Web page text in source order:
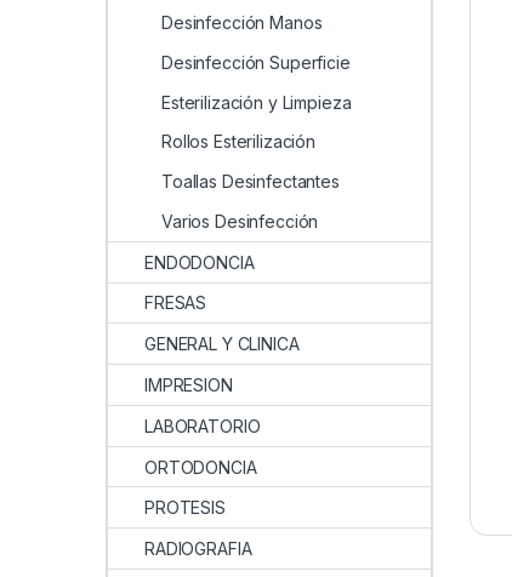
Desinfección Manos
Desinfección Superficie
Esterilización y Limpieza
Rollos Esterilización
Toallas Desinfectantes
Varios Desinfección
ENDODONCIA
FRESAS
GENERAL Y CLINICA
IMPRESION
LABORATORIO
ORTODONCIA
PROTESIS
RADIOGRAFIA